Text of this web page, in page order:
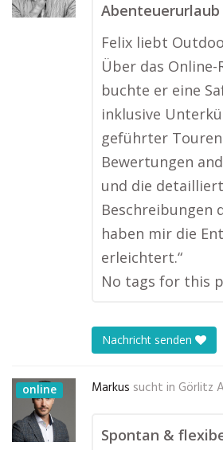
Felix liebt
Über das Online-
buchte er eine
inklusive
geführter
Bewertungen
und die
Beschreibungen
haben mir die
erleichtert.“
No tags for this
Nachricht senden
online Markus sucht in Görlitz
Spontan &